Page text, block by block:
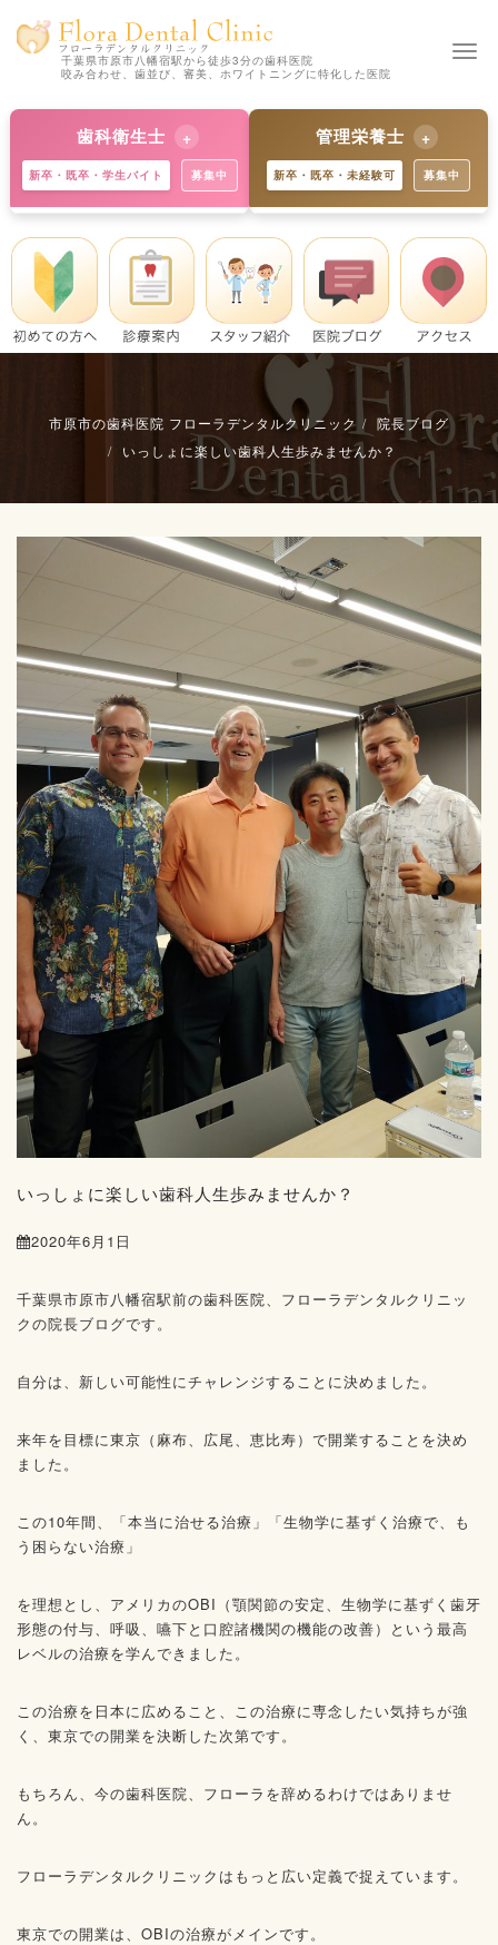
千葉県市原市八幡宿駅から徒歩3分の歯科医院
咬み合わせ、歯並び、審美、ホワイトニングに特化した医院
歯科衛生士
新卒・既卒・学生バイト 募集中
独自の教育制度で着実にスキル
アップ。学生バイトも歓迎で
す。※既卒・中途の方も大歓
迎。
管理栄養士
新卒・既卒・未経験可 募集中
歯科と食育のプロへ。未経験か
らでも丁寧に指導します。※既
卒・中途の方も募集中。
詳細を見る
市原市の歯科医院 フローラデンタルクリニック
院長ブログ
いっしょに楽しい歯科人生歩みませんか？
いっしょに楽しい歯科人生歩みませんか？
2020年6月1日
千葉県市原市八幡宿駅前の歯科医院、フローラデンタルクリニッ
クの院長ブログです。
自分は、新しい可能性にチャレンジすることに決めました。
来年を目標に東京（麻布、広尾、恵比寿）で開業することを決め
ました。
この10年間、「本当に治せる治療」「生物学に基ずく治療で、も
う困らない治療」
を理想とし、アメリカのOBI（顎関節の安定、生物学に基ずく歯牙
形態の付与、呼吸、嚥下と口腔諸機関の機能の改善）という最高
レベルの治療を学んできました。
この治療を日本に広めること、この治療に専念したい気持ちが強
く、東京での開業を決断した次第です。
もちろん、今の歯科医院、フローラを辞めるわけではありませ
ん。
フローラデンタルクリニックはもっと広い定義で捉えています。
東京での開業は、OBIの治療がメインです。